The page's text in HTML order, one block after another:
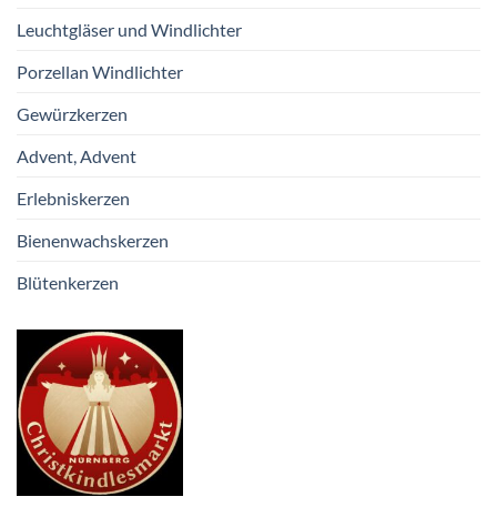
Leuchtgläser und Windlichter
Porzellan Windlichter
Gewürzkerzen
Advent, Advent
Erlebniskerzen
Bienenwachskerzen
Blütenkerzen